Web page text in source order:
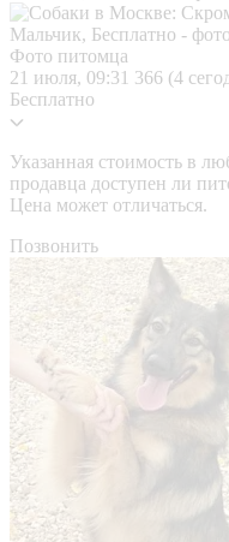
Фото питомца
21 июля, 09:31 366 (4
Бесплатно
Указанная стоимость в
продавца доступен ли
Цена может отличаться.
Позвонить